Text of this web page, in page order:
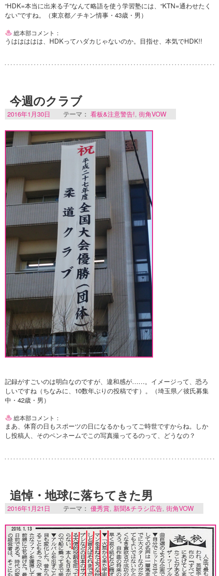
“HDK=本当に出来る子”なんて略語を使う学習塾には、“KTN=通わせたく
ない”ですね。（東京都／チキン情事・43歳・男）
総本部コメント：
うははははは、HDKってハダカじゃないのか。目指せ、本気でHDK!!
今週のクラブ
2016年1月30日 テーマ： 看板&注意警告!, 街角VOW
記録がすごいのは明白なのですが、違和感が……。イメージって、恐ろ
しいですね（ちなみに、10数年ぶりの投稿です）。（埼玉県／彼氏募集
中・42歳・男）
総本部コメント：
まあ、体育の日もスポーツの日になるかもってご時世ですからね。しか
し投稿人、そのペンネームでこの写真撮ってるのって、どうなの？
追悼・地球に落ちてきた男
2016年1月21日 テーマ： 優秀賞, 新聞&チラシ広告, 街角VOW